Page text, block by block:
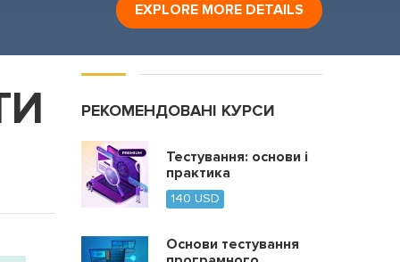
EXPLORE MORE DETAILS
РЕКОМЕНДОВАНІ КУРСИ
Тестування: основи і
практика
140 USD
Основи тестування